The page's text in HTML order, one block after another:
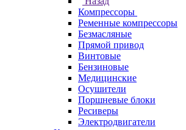
Компрессоры
Ременные компрессоры
Безмасляные
Прямой привод
Винтовые
Бензиновые
Медицинские
Осушители
Поршневые блоки
Ресиверы
Электродвигатели